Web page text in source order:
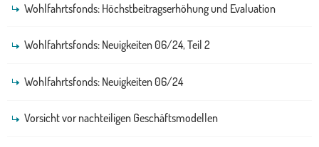
Wohlfahrtsfonds: Höchstbeitragserhöhung und Evaluation
Wohlfahrtsfonds: Neuigkeiten 06/24, Teil 2
Wohlfahrtsfonds: Neuigkeiten 06/24
Vorsicht vor nachteiligen Geschäftsmodellen